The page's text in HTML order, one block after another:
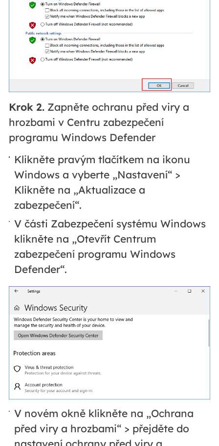
Krok 2.Zapněte ochranu před viry a
hrozbami v Centru zabezpečení
programu Windows Defender
Klikněte pravým tlačítkem na ikonu
Windows a vyberte „Nastavení“ >
Klikněte na „Aktualizace a
zabezpečení“.
V části Zabezpečení systému Windows
klikněte na „Otevřít Centrum
zabezpečení programu Windows
Defender“.
V novém okně klikněte na „Ochrana
před viry a hrozbami“ > přejděte do